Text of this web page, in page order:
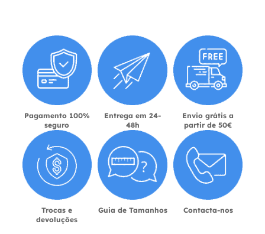
Pagamento 100%
seguro
Entrega em 24-
48h
Envio grátis a
partir de 50€
Trocas e
devoluções
Guia de Tamanhos Contacta-nos